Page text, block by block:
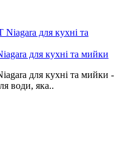
для кухні та мийки
для кухні та мийки -
води, яка..